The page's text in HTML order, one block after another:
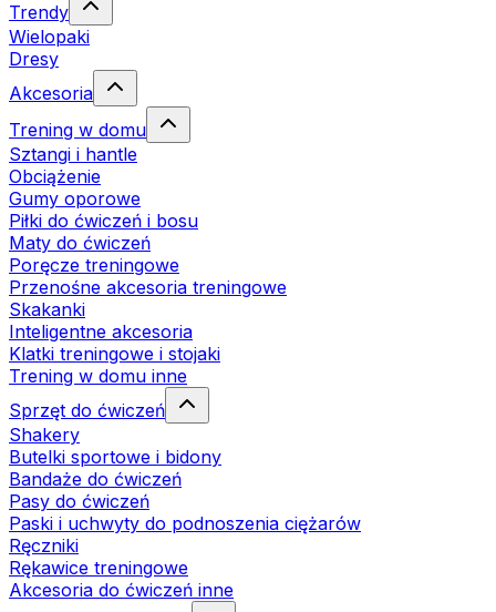
Trendy
Wielopaki
Dresy
Akcesoria
Trening w domu
Sztangi i hantle
Obciążenie
Gumy oporowe
Piłki do ćwiczeń i bosu
Maty do ćwiczeń
Poręcze treningowe
Przenośne akcesoria treningowe
Skakanki
Inteligentne akcesoria
Klatki treningowe i stojaki
Trening w domu inne
Sprzęt do ćwiczeń
Shakery
Butelki sportowe i bidony
Bandaże do ćwiczeń
Pasy do ćwiczeń
Paski i uchwyty do podnoszenia ciężarów
Ręczniki
Rękawice treningowe
Akcesoria do ćwiczeń inne